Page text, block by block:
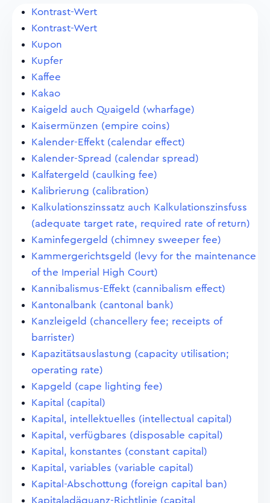
Kontrast-Wert
Kontrast-Wert
Kupon
Kupfer
Kaffee
Kakao
Kaigeld auch Quaigeld (wharfage)
Kaisermünzen (empire coins)
Kalender-Effekt (calendar effect)
Kalender-Spread (calendar spread)
Kalfatergeld (caulking fee)
Kalibrierung (calibration)
Kalkulationszinssatz auch Kalkulationszinsfuss
(adequate target rate, required rate of return)
Kaminfegergeld (chimney sweeper fee)
Kammergerichtsgeld (levy for the maintenance
of the Imperial High Court)
Kannibalismus-Effekt (cannibalism effect)
Kantonalbank (cantonal bank)
Kanzleigeld (chancellery fee; receipts of
barrister)
Kapazitätsauslastung (capacity utilisation;
operating rate)
Kapgeld (cape lighting fee)
Kapital (capital)
Kapital, intellektuelles (intellectual capital)
Kapital, verfügbares (disposable capital)
Kapital, konstantes (constant capital)
Kapital, variables (variable capital)
Kapital-Abschottung (foreign capital ban)
Kapitaladäquanz-Richtlinie (capital